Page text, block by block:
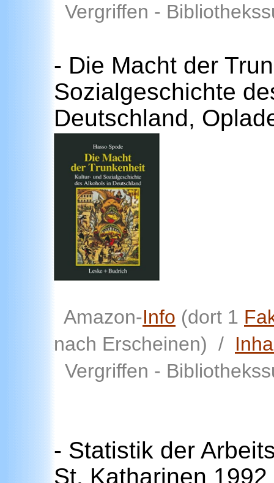
Vergriffen -
- Die Macht der
Sozialgeschichte
Deutschland,
Amazon-Info (dort 1
nach Erscheinen) /
Vergriffen -
- Statistik der
St. Katharinen 1992